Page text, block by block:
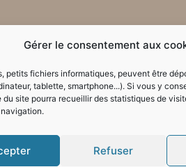
Gérer le consentement aux
petits fichiers informatiques, peuvent être
tablette, smartphone...). Si vous y
du site pourra recueillir des statistiques de
Refuser